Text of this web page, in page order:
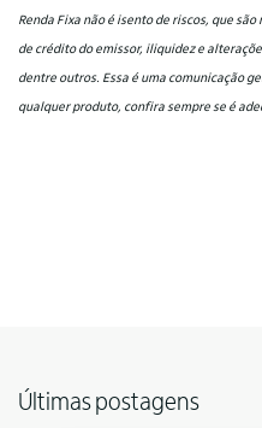
Renda Fixa não é isento de riscos, que
de crédito do emissor, iliquidez e
dentre outros. Essa é uma comunicação
qualquer produto, confira sempre se é
Últimas postagens